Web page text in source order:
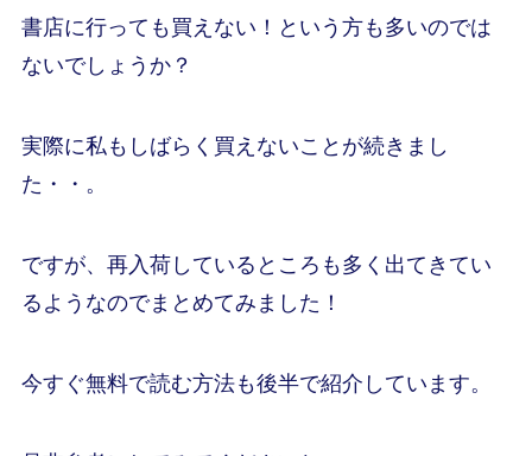
書店に行っても買えない！という方も多いのでは
ないでしょうか？
実際に私もしばらく買えないことが続きまし
た・・。
ですが、再入荷しているところも多く出てきてい
るようなのでまとめてみました！
今すぐ無料で読む方法も後半で紹介しています。